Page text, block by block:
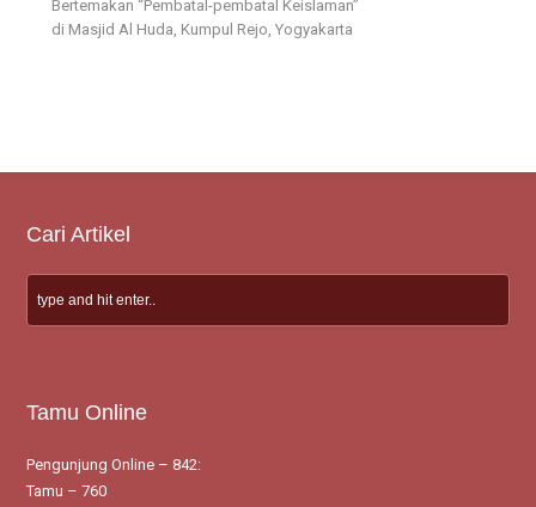
Bertemakan “Pembatal-pembatal Keislaman”
di Masjid Al Huda, Kumpul Rejo, Yogyakarta
Cari Artikel
Tamu Online
Pengunjung Online – 842:
Tamu – 760